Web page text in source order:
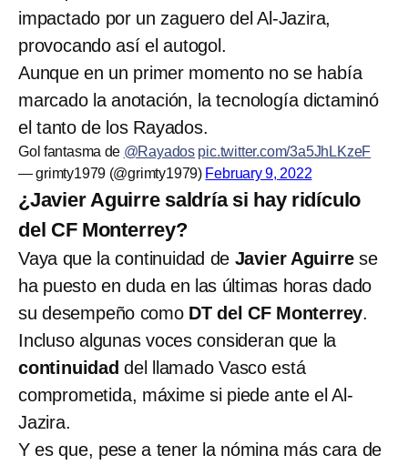
impactado por un zaguero del Al-Jazira,
provocando así el autogol.
Aunque en un primer momento no se había
marcado la anotación, la tecnología dictaminó
el tanto de los Rayados.
Gol fantasma de @Rayados pic.twitter.com/3a5JhLKzeF
— grimty1979 (@grimty1979) February 9, 2022
¿Javier Aguirre saldría si hay ridículo
del CF Monterrey?
Vaya que la continuidad de Javier Aguirrese
ha puesto en duda en las últimas horas dado
su desempeño como DT del CF Monterrey.
Incluso algunas voces consideran que la
continuidaddel llamado Vasco está
comprometida, máxime si piede ante el Al-
Jazira.
Y es que, pese a tener la nómina más cara de